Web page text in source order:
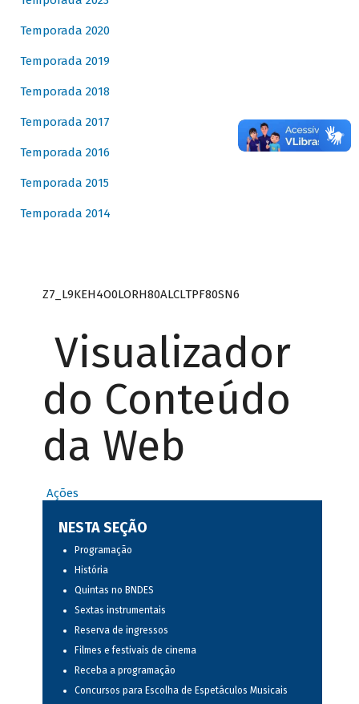
Temporada 2020
Temporada 2019
Temporada 2018
Temporada 2017
Temporada 2016
Temporada 2015
Temporada 2014
Z7_L9KEH4O0LORH80ALCLTPF80SN6
Visualizador
do Conteúdo
da Web
Ações
NESTA SEÇÃO
Programação
História
Quintas no BNDES
Sextas instrumentais
Reserva de ingressos
Filmes e festivais de cinema
Receba a programação
Concursos para Escolha de Espetáculos Musicais